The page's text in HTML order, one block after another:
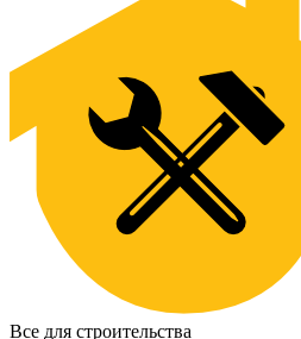
Все для строительства